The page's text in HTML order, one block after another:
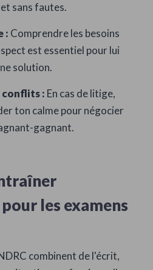
sans fautes.
: Comprendre les besoins
est essentiel pour lui
solution.
conflits : En cas de litige,
ton calme pour négocier
gagnant.
les examens
combinent de l'écrit,